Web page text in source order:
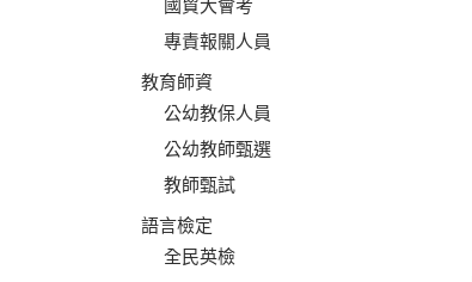
國貿大會考
專責報關人員
教育師資
公幼教保人員
公幼教師甄選
教師甄試
語言檢定
全民英檢